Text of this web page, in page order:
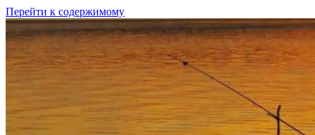
Перейти к содержимому